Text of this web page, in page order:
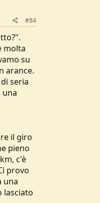
#84
molta
su
arance.
seria
una
il giro
pieno
c'è
provo
una
lasciato